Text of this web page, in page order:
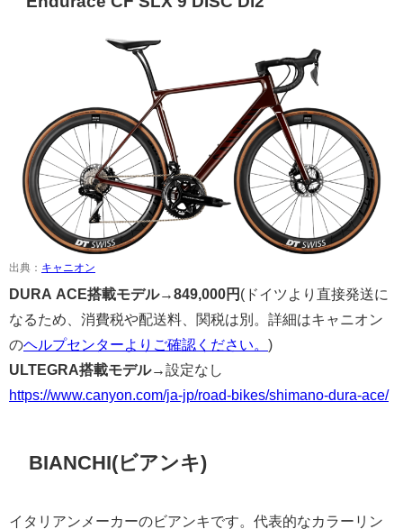
出典： キャニオン
DURA ACE搭載モデル→849,000円 (ドイツより直接発送に
なるため、消費税や配送料、関税は別。詳細はキャニオン
のヘルプセンターよりご確認ください。 )
ULTEGRA搭載モデル→設定なし
https://www.canyon.com/ja-jp/road-bikes/shimano-dura-ace/
BIANCHI(ビアンキ)
イタリアンメーカーのビアンキです。代表的なカラーリン